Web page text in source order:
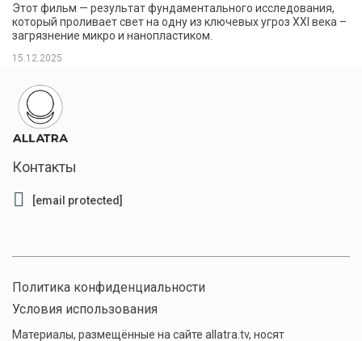
Этот фильм — результат фундаментального исследования,
который проливает свет на одну из ключевых угроз XXI века –
загрязнение микро и нанопластиком.
15.12.2025
Контакты
[email protected]
Политика конфиденциальности
Условия использования
Материалы, размещённые на сайте allatra.tv, носят